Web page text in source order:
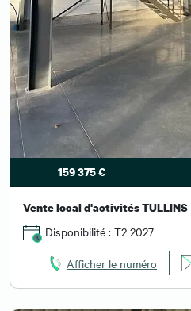
159 375 €
Vente local d'activités TULLINS
Disponibilité : T2 2027
Afficher le numéro